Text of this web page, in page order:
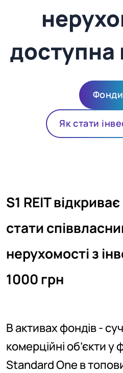
Фонди
Як стати
S1 REIT
стати
нерухомості з
1000 грн
В активах фондів -
комерційні об’єкти у
Standard One в